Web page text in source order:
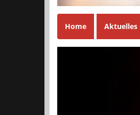
Home Aktuelles